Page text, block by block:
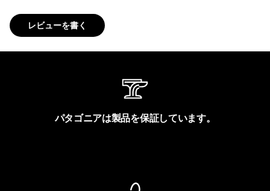
レビューを書く
パタゴニアは製品を保証しています。